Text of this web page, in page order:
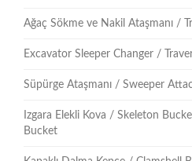
Ağaç Sökme ve Nakil Ataşmanı /
Excavator Sleeper Changer /
Süpürge Ataşmanı / Sweeper
Izgara Elekli Kova / Skeleton
Bucket